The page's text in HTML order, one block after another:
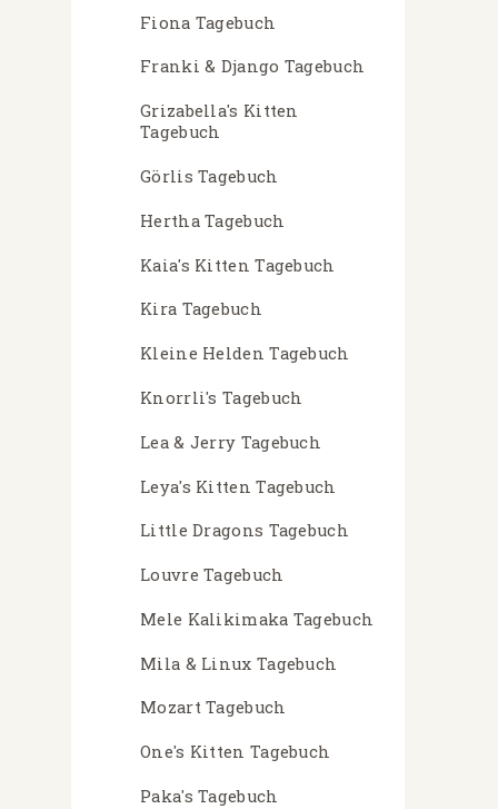
Fiona Tagebuch
Franki & Django Tagebuch
Grizabella's Kitten
Tagebuch
Görlis Tagebuch
Hertha Tagebuch
Kaia's Kitten Tagebuch
Kira Tagebuch
Kleine Helden Tagebuch
Knorrli's Tagebuch
Lea & Jerry Tagebuch
Leya's Kitten Tagebuch
Little Dragons Tagebuch
Louvre Tagebuch
Mele Kalikimaka Tagebuch
Mila & Linux Tagebuch
Mozart Tagebuch
One's Kitten Tagebuch
Paka's Tagebuch